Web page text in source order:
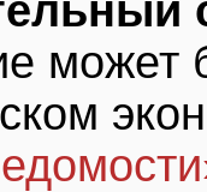
может